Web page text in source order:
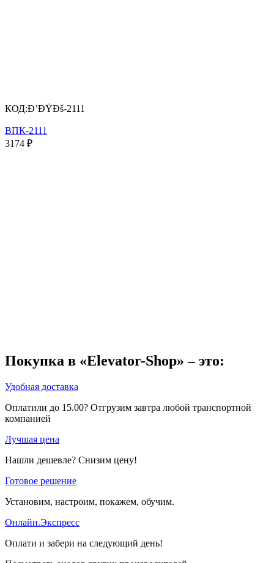
КОД:Ð’ÐŸÐš-2111
ВПК-2111
3174 ₽
Покупка в «Elevator-Shop» – это:
Удобная доставка
Оплатили до 15.00? Отгрузим завтра любой транспортной
компанией
Лучшая цена
Нашли дешевле? Снизим цену!
Готовое решение
Установим, настроим, покажем, обучим.
Онлайн.Экспресс
Оплати и забери на следующий день!